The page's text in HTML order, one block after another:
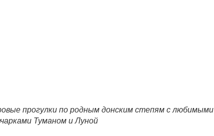
прогулки по родным донским степям с любимыми
Туманом и Луной